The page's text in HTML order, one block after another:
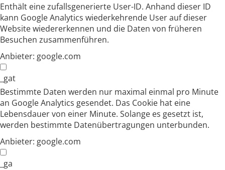
Enthält eine zufallsgenerierte User-ID. Anhand dieser ID
kann Google Analytics wiederkehrende User auf dieser
Website wiedererkennen und die Daten von früheren
Besuchen zusammenführen.
Anbieter: google.com
_gat
Bestimmte Daten werden nur maximal einmal pro Minute
an Google Analytics gesendet. Das Cookie hat eine
Lebensdauer von einer Minute. Solange es gesetzt ist,
werden bestimmte Datenübertragungen unterbunden.
Anbieter: google.com
_ga